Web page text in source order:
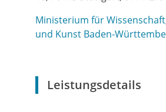
Ministerium für
und Kunst Baden-
Leistungsdetails